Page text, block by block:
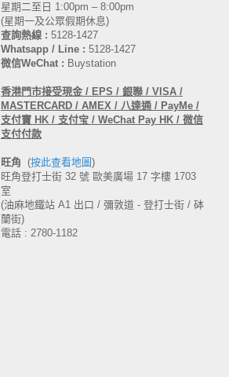
星期二至日 1:00pm – 8:00pm
(星期一及公眾假期休息)
查詢熱線 : 5128-1427
Whatsapp / Line : 5128-1427
微信WeChat : Buystation
香港門市接受現金 / EPS / 銀聯 / VISA /
MASTERCARD / AMEX / 八達通 / PayMe /
支付寶 HK / 支付宝 / WeChat Pay HK / 微信
支付付款
旺角 (按此查看地圖)
旺角登打士街 32 號 歐美廣場 17 字樓 1703
室
(油麻地鐵站 A1 出口 / 彌敦道 - 登打士街 / 砵
蘭街)
電話 : 2780-1182